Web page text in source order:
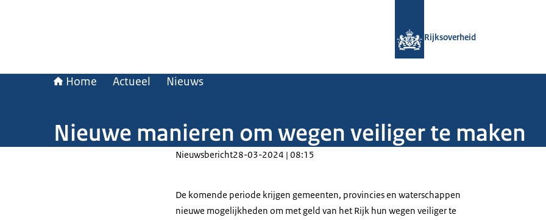
Rijksoverheid
Home Actueel Nieuws
Nieuwe manieren om wegen veiliger te maken
Nieuwsbericht28-03-2024 | 08:15
De komende periode krijgen gemeenten, provincies en waterschappen
nieuwe mogelijkheden om met geld van het Rijk hun wegen veiliger te